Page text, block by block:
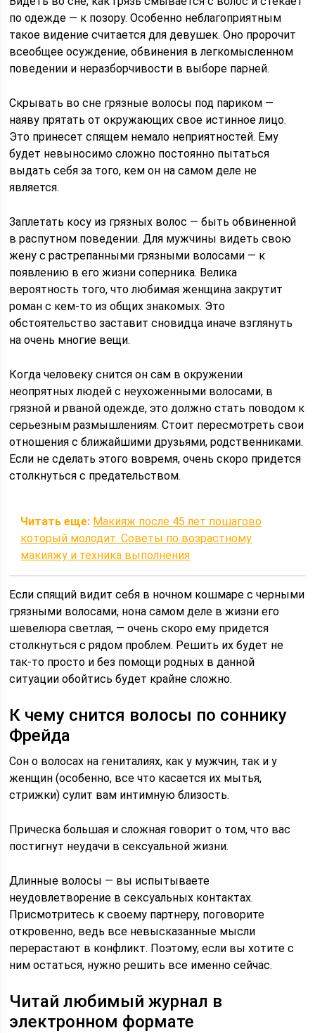
по одежде — к позору. Особенно неблагоприятным
такое видение считается для девушек. Оно пророчит
всеобщее осуждение, обвинения в легкомысленном
поведении и неразборчивости в выборе парней.
Скрывать во сне грязные волосы под париком —
наяву прятать от окружающих свое истинное лицо.
Это принесет спящем немало неприятностей. Ему
будет невыносимо сложно постоянно пытаться
выдать себя за того, кем он на самом деле не
является.
Заплетать косу из грязных волос — быть обвиненной
в распутном поведении. Для мужчины видеть свою
жену с растрепанными грязными волосами — к
появлению в его жизни соперника. Велика
вероятность того, что любимая женщина закрутит
роман с кем-то из общих знакомых. Это
обстоятельство заставит сновидца иначе взглянуть
на очень многие вещи.
Когда человеку снится он сам в окружении
неопрятных людей с неухоженными волосами, в
грязной и рваной одежде, это должно стать поводом к
серьезным размышлениям. Стоит пересмотреть свои
отношения с ближайшими друзьями, родственниками.
Если не сделать этого вовремя, очень скоро придется
столкнуться с предательством.
Читать еще: Макияж после 45 лет пошагово
который молодит. Советы по возрастному
макияжу и техника выполнения
Если спящий видит себя в ночном кошмаре с черными
грязными волосами, нона самом деле в жизни его
шевелюра светлая, — очень скоро ему придется
столкнуться с рядом проблем. Решить их будет не
так-то просто и без помощи родных в данной
ситуации обойтись будет крайне сложно.
К чему снится волосы по соннику
Фрейда
Сон о волосах на гениталиях, как у мужчин, так и у
женщин (особенно, все что касается их мытья,
стрижки) сулит вам интимную близость.
Прическа большая и сложная говорит о том, что вас
постигнут неудачи в сексуальной жизни.
Длинные волосы — вы испытываете
неудовлетворение в сексуальных контактах.
Присмотритесь к своему партнеру, поговорите
откровенно, ведь все невысказанные мысли
перерастают в конфликт. Поэтому, если вы хотите с
ним остаться, нужно решить все именно сейчас.
Читай любимый журнал в
электронном формате